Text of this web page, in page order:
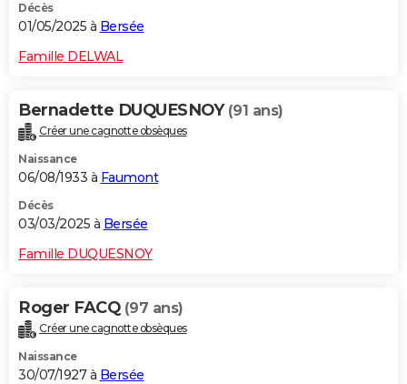
Décès
01/05/2025 à Bersée
Famille DELWAL
Bernadette DUQUESNOY (91 ans)
Créer une cagnotte obsèques
Naissance
06/08/1933 à Faumont
Décès
03/03/2025 à Bersée
Famille DUQUESNOY
Roger FACQ (97 ans)
Créer une cagnotte obsèques
Naissance
30/07/1927 à Bersée